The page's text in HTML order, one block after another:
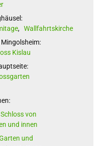
, Wallfahrtskirche
Mingolsheim:
Kislau
von
und innen
und